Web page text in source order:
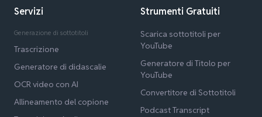
Servizi
Generazione di sottotitoli
Trascrizione
Generatore di didascalie
OCR video con AI
Allineamento del copione
Strumenti Gratuiti
Scarica sottotitoli per
YouTube
Generatore di Titolo per
YouTube
Convertitore di Sottotitoli
Podcast Transcript